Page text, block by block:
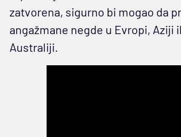
zatvorena, sigurno bi mogao da
angažmane negde u Evropi, Aziji
Australiji.